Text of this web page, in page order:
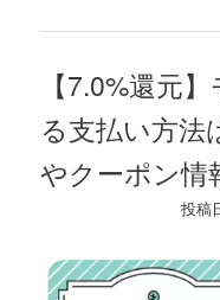
【7.0%還元
る支払い方法
やクーポン情
投稿